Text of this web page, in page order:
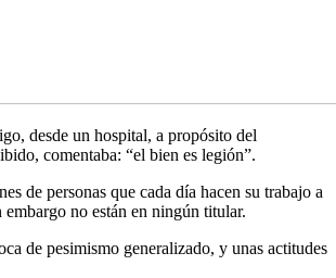
desde un hospital, a propósito del
comentaba: “el bien es legión”.
de personas que cada día hacen su trabajo a
no están en ningún titular.
de pesimismo generalizado, y unas actitudes